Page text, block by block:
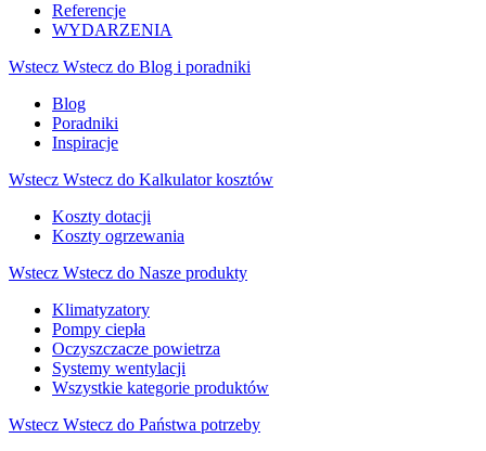
Referencje
WYDARZENIA
Wstecz Wstecz do Blog i poradniki
Blog
Poradniki
Inspiracje
Wstecz Wstecz do Kalkulator kosztów
Koszty dotacji
Koszty ogrzewania
Wstecz Wstecz do Nasze produkty
Klimatyzatory
Pompy ciepła
Oczyszczacze powietrza
Systemy wentylacji
Wszystkie kategorie produktów
Wstecz Wstecz do Państwa potrzeby